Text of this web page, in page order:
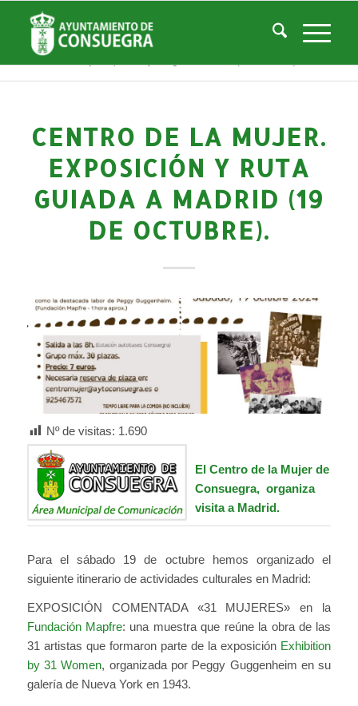
Noticias
Usted está aquí: Inicio / Noticias
Servicios Sociales
Centro de la Mujer / Actividades Centro Mujer
CENTRO DE LA MUJER.
EXPOSICIÓN Y RUTA
GUIADA A MADRID (19
DE OCTUBRE).
Nº de visitas: 1.690
El Centro de la Mujer de
Consuegra, organiza
visita a Madrid.
Para el sábado 19 de octubre hemos organizado el
siguiente itinerario de actividades culturales en Madrid:
EXPOSICIÓN COMENTADA «31 MUJERES» en la
Fundación Mapfre: una muestra que reúne la obra de las
31 artistas que formaron parte de la exposición Exhibition
by 31 Women, organizada por Peggy Guggenheim en su
galería de Nueva York en 1943.